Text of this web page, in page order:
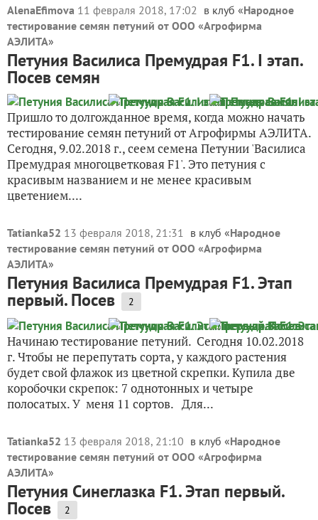
AlenaEfimova 11 февраля 2018, 17:02 в клуб «Народное
тестирование семян петуний от ООО «Агрофирма
АЭЛИТА»
Петуния Василиса Премудрая F1. I этап.
Посев семян
Пришло то долгожданное время, когда можно начать
тестирование семян петуний от Агрофирмы АЭЛИТА.
Сегодня, 9.02.2018 г., сеем семена Петунии 'Василиса
Премудрая многоцветковая F1'. Это петуния с
красивым названием и не менее красивым
цветением....
Tatianka52 13 февраля 2018, 21:31 в клуб «Народное
тестирование семян петуний от ООО «Агрофирма
АЭЛИТА»
Петуния Василиса Премудрая F1. Этап
первый. Посев 2
Начинаю тестирование петуний. Сегодня 10.02.2018
г. Чтобы не перепутать сорта, у каждого растения
будет свой флажок из цветной скрепки. Купила две
коробочки скрепок: 7 однотонных и четыре
полосатых. У меня 11 сортов. Для...
Tatianka52 13 февраля 2018, 21:10 в клуб «Народное
тестирование семян петуний от ООО «Агрофирма
АЭЛИТА»
Петуния Синеглазка F1. Этап первый.
Посев 2